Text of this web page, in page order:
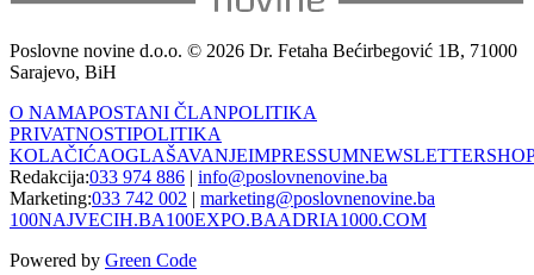
Poslovne novine d.o.o. © 2026 Dr. Fetaha Bećirbegović 1B, 71000
Sarajevo, BiH
O NAMAPOSTANI ČLANPOLITIKA
PRIVATNOSTIPOLITIKA
KOLAČIĆAOGLAŠAVANJEIMPRESSUMNEWSLETTER
Redakcija:033 974 886 | info@poslovnenovine.ba
Marketing:033 742 002 | marketing@poslovnenovine.ba
100NAJVECIH.BA100EXPO.BAADRIA1000.COM
Powered by Green Code